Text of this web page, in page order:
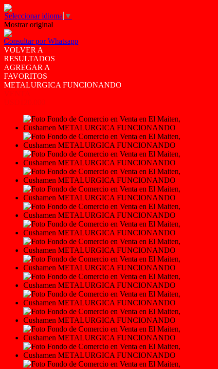
Seleccionar idioma ▼
Mostrar original
Consultar por Whatsapp
VOLVER A
RESULTADOS
AGREGAR A
FAVORITOS
METALURGICA FUNCIONANDO